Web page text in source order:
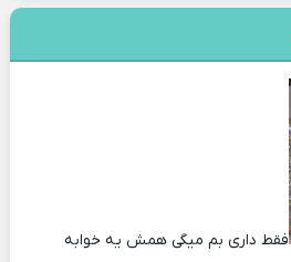
فقط داری بم میگی همش یه خوابه